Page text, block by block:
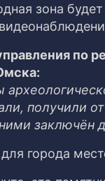
зона
по
получили
заключён
города